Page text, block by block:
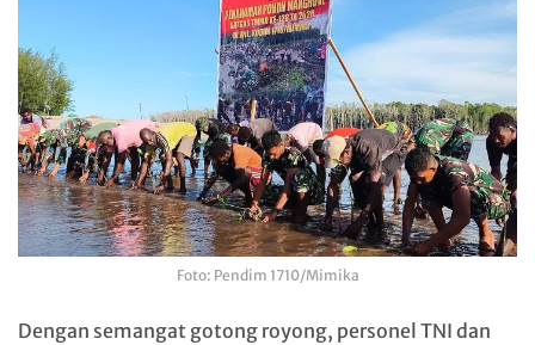
Foto: Pendim 1710/Mimika
Dengan semangat gotong royong, personel TNI dan